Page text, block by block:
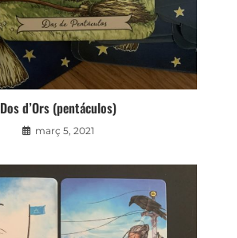
Dos d’Ors (pentáculos)
març 5, 2021